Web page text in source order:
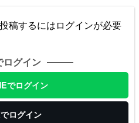
稿するにはログインが必要
ログイン
でログイン
ログイン